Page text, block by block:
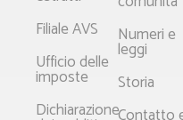
Filiale AVS
Ufficio delle
imposte
Dichiarazione
Numeri e
leggi
Storia